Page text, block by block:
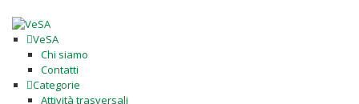
VeSA
Chi siamo
Contatti
Categorie
Attività trasversali